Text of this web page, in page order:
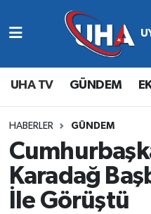
UHA TV GÜNDEM
HABERLER GÜNDEM
Karadağ
İle Görüştü
Abone Ol
Gündem
Ekonomi
Magazin
Siyaset
Nöbetçi Eczaneler
Hava Durumu
Namaz Vakitleri
Trafik Durumu
Süper Lig Puan